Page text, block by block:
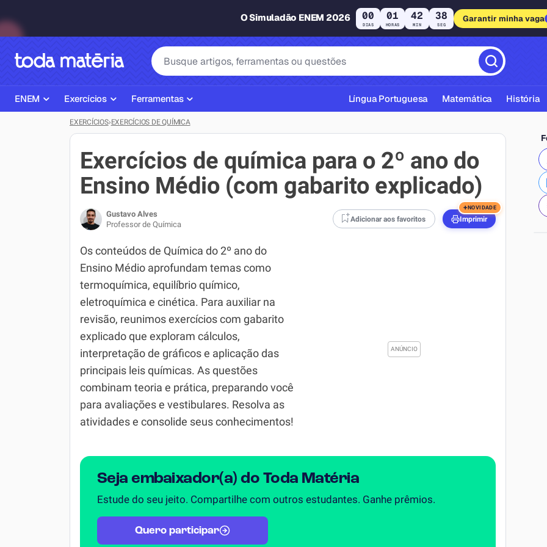
O Simuladão ENEM 2026 00
DIAS
01
HORAS
42
MIN
38
SEG
Garantir minha vaga
ENEM
Página Inicial ENEM
Plano de Estudos
Matérias do ENEM
Exercícios ENEM
Simulados ENEM
Exercícios
ENEM
Matemática
Português
Biologia
Inglês
Geografia
Física
Química
Todos os Exercícios
Ferramentas
Ajudante de Dever de Casa
Corretor de Redação
Exercícios
Gerador Referências Bibliográficas ABNT
Língua Portuguesa Matemática História
EXERCÍCIOS›EXERCÍCIOS DE QUÍMICA
Exercícios de química para o 2º ano do
Ensino Médio (com gabarito explicado)
Gustavo Alves
Professor de Química
Adicionar aos favoritos Imprimir
+NOVIDADE
Os conteúdos de Química do 2º ano do
Ensino Médio aprofundam temas como
termoquímica, equilíbrio químico,
eletroquímica e cinética. Para auxiliar na
revisão, reunimos exercícios com gabarito
explicado que exploram cálculos,
interpretação de gráficos e aplicação das
principais leis químicas. As questões
combinam teoria e prática, preparando você
para avaliações e vestibulares. Resolva as
atividades e consolide seus conhecimentos!
Seja embaixador(a) do Toda Matéria
Estude do seu jeito. Compartilhe com outros estudantes. Ganhe prêmios.
Quero participar